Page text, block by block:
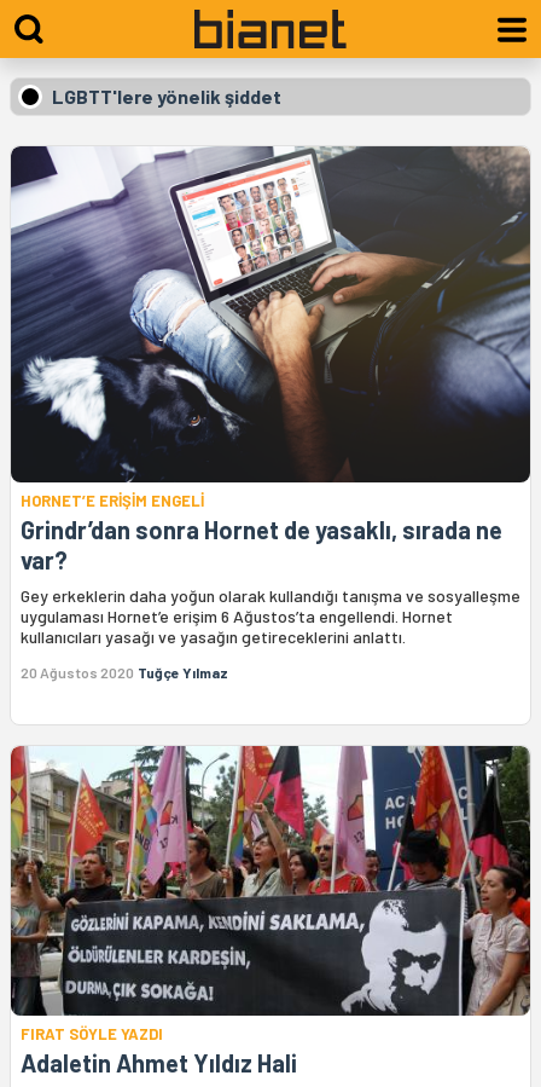
LGBTT'lere yönelik şiddet
HORNET’E ERİŞİM ENGELİ
Grindr’dan sonra Hornet de yasaklı, sırada ne
var?
Gey erkeklerin daha yoğun olarak kullandığı tanışma ve sosyalleşme
uygulaması Hornet’e erişim 6 Ağustos’ta engellendi. Hornet
kullanıcıları yasağı ve yasağın getireceklerini anlattı.
20 Ağustos 2020 Tuğçe Yılmaz
FIRAT SÖYLE YAZDI
Adaletin Ahmet Yıldız Hali